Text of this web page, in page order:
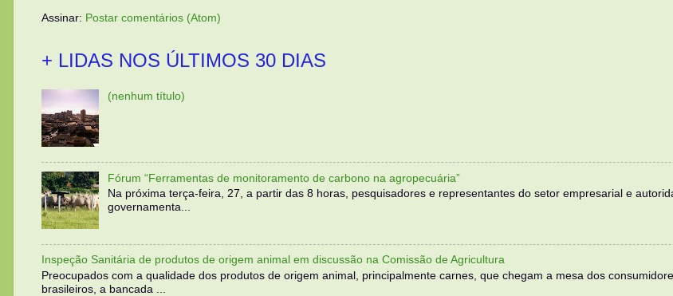
Assinar: Postar comentários (Atom)
+ LIDAS NOS ÚLTIMOS 30 DIAS
(nenhum título)
Fórum “Ferramentas de monitoramento de carbono na agropecuária”
Na próxima terça-feira, 27, a partir das 8 horas, pesquisadores e representantes do setor empresarial e
governamenta...
Inspeção Sanitária de produtos de origem animal em discussão na Comissão de Agricultura
Preocupados com a qualidade dos produtos de origem animal, principalmente carnes, que chegam a mesa dos
brasileiros, a bancada ...